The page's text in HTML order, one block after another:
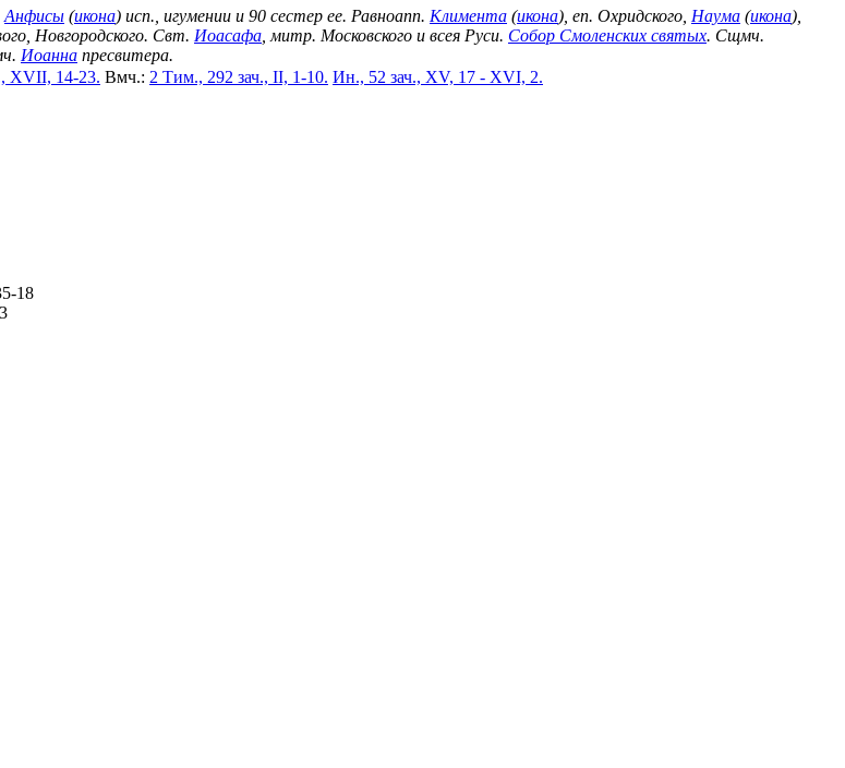
Анфисы (икона) исп., игумении и 90 сестер ее. Равноапп. Климента (икона), еп. Охридского, Наума (икона),
Новгородского. Свт. Иоасафа , митр. Московского и всея Руси. Собор Смоленских святых. Сщмч.
Иоанна пресвитера.
XVII, 14-23. Вмч.: 2 Тим., 292 зач., II, 1-10. Ин., 52 зач., XV, 17 - XVI, 2.
18